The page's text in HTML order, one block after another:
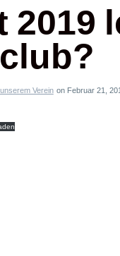
2019
Verein on Februar 21,